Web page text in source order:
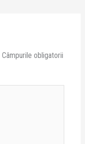
Câmpurile obligatorii